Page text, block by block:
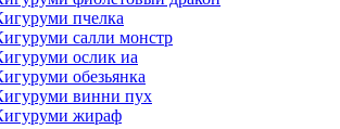
пчелка
салли монстр
ослик иа
обезьянка
винни пух
жираф